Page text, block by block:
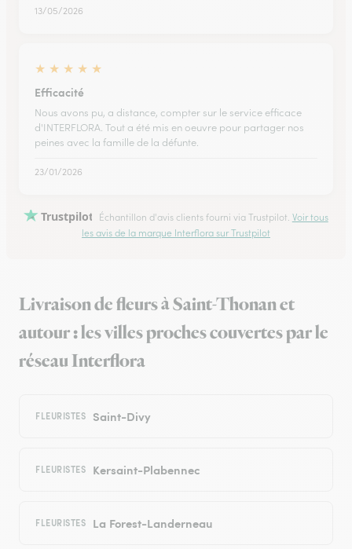
13/05/2026
★ ★ ★ ★ ★
Efficacité
Nous avons pu, a distance, compter sur le service efficace
d'INTERFLORA. Tout a été mis en oeuvre pour partager nos
peines avec la famille de la défunte.
23/01/2026
Trustpilot Échantillon d'avis clients fourni via Trustpilot. Voir tous
les avis de la marque Interflora sur Trustpilot
Livraison de fleurs à Saint-Thonan et
autour : les villes proches couvertes par le
réseau Interflora
FLEURISTES Saint-Divy
FLEURISTES Kersaint-Plabennec
FLEURISTES La Forest-Landerneau